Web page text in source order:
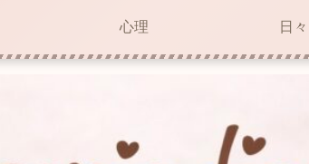
心理 日々